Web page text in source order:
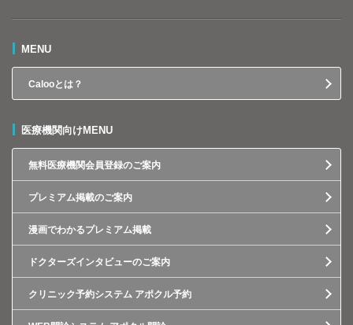
MENU
Calooとは？
医療機関向けMENU
無料医療機関会員登録のご案内
プレミアム掲載のご案内
漫画でわかるプレミアム掲載
ドクターズインタビューのご案内
クリニック予約システム アポクル予約